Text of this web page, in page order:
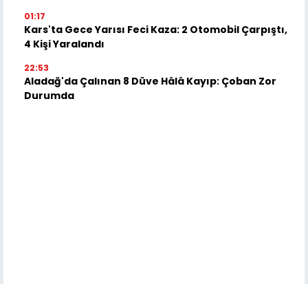
01:17
Kars'ta Gece Yarısı Feci Kaza: 2 Otomobil Çarpıştı,
4 Kişi Yaralandı
22:53
Aladağ'da Çalınan 8 Düve Hâlâ Kayıp: Çoban Zor
Durumda